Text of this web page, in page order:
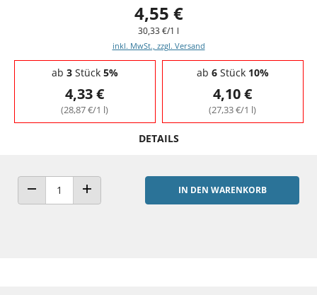
4,55 €
30,33 €/1 l
inkl. MwSt., zzgl. Versand
Staffelpreise - Mengenrabatt
ab 3Stück 5%
4,33 €
(28,87 €/1 l)
ab 6Stück 10%
4,10 €
(27,33 €/1 l)
DETAILS
ANZAHL VERRINGERNANZAHL ERHÖHEN
IN DEN WARENKORB